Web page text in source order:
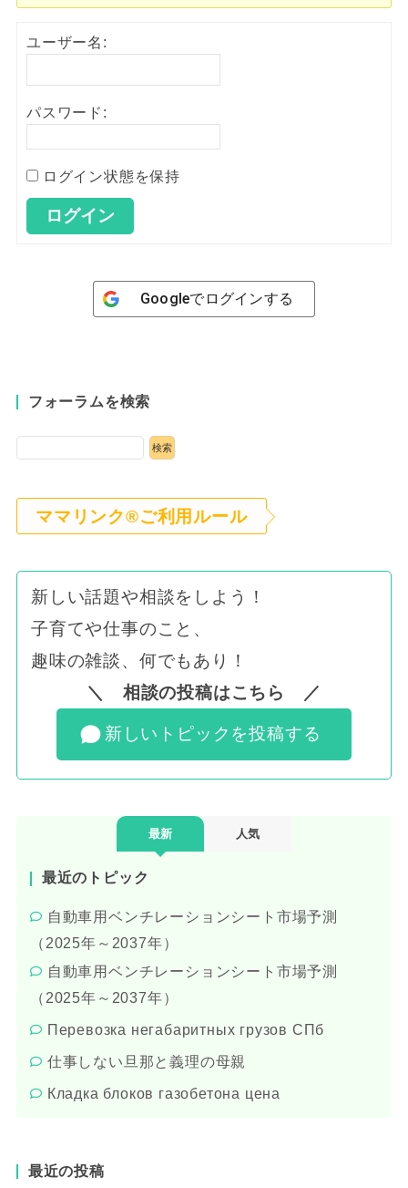
ユーザー名:
パスワード:
ログイン状態を保持
ログイン
Googleでログインする
フォーラムを検索
ママリンク®ご利用ルール
新しい話題や相談をしよう！
子育てや仕事のこと、
趣味の雑談、何でもあり！
＼ 相談の投稿はこちら ／
新しいトピックを投稿する
最新 人気
最近のトピック
自動車用ベンチレーションシート市場予測
（2025年～2037年）
自動車用ベンチレーションシート市場予測
（2025年～2037年）
Перевозка негабаритных грузов СПб
仕事しない旦那と義理の母親
Кладка блоков газобетона цена
最近の投稿